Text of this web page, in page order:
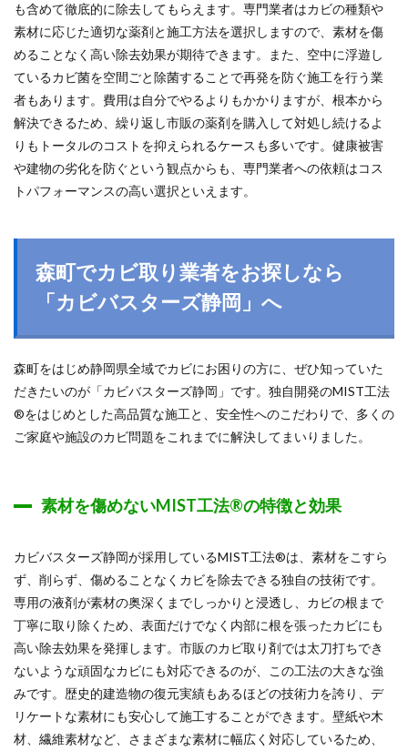
も含めて徹底的に除去してもらえます。専門業者はカビの種類や
素材に応じた適切な薬剤と施工方法を選択しますので、素材を傷
めることなく高い除去効果が期待できます。また、空中に浮遊し
ているカビ菌を空間ごと除菌することで再発を防ぐ施工を行う業
者もあります。費用は自分でやるよりもかかりますが、根本から
解決できるため、繰り返し市販の薬剤を購入して対処し続けるよ
りもトータルのコストを抑えられるケースも多いです。健康被害
や建物の劣化を防ぐという観点からも、専門業者への依頼はコス
トパフォーマンスの高い選択といえます。
森町でカビ取り業者をお探しなら
「カビバスターズ静岡」へ
森町をはじめ静岡県全域でカビにお困りの方に、ぜひ知っていた
だきたいのが「カビバスターズ静岡」です。独自開発のMIST工法
®をはじめとした高品質な施工と、安全性へのこだわりで、多くの
ご家庭や施設のカビ問題をこれまでに解決してまいりました。
素材を傷めないMIST工法®の特徴と効果
カビバスターズ静岡が採用しているMIST工法®は、素材をこすら
ず、削らず、傷めることなくカビを除去できる独自の技術です。
専用の液剤が素材の奥深くまでしっかりと浸透し、カビの根まで
丁寧に取り除くため、表面だけでなく内部に根を張ったカビにも
高い除去効果を発揮します。市販のカビ取り剤では太刀打ちでき
ないような頑固なカビにも対応できるのが、この工法の大きな強
みです。歴史的建造物の復元実績もあるほどの技術力を誇り、デ
リケートな素材にも安心して施工することができます。壁紙や木
材、繊維素材など、さまざまな素材に幅広く対応しているため、